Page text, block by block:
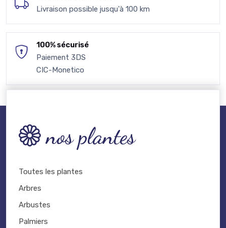
Livraison possible jusqu'à 100 km
100% sécurisé
Paiement 3DS
CIC-Monetico
nos plantes
Toutes les plantes
Arbres
Arbustes
Palmiers